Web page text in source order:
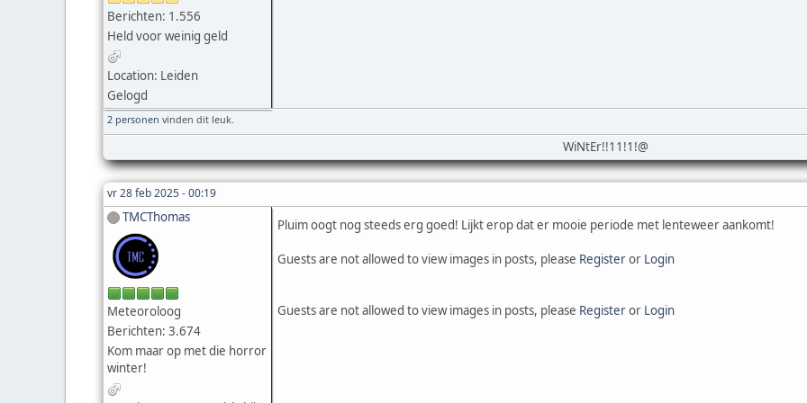
Berichten: 1.556
Held voor weinig geld
Location: Leiden
Gelogd
2 personen vinden dit leuk.
WiNtEr!!11!1!@
vr 28 feb 2025 - 00:19
TMCThomas
Meteoroloog
Berichten: 3.674
Kom maar op met die horror
winter!
Pluim oogt nog steeds erg goed! Lijkt erop dat er mooie periode met lenteweer aankomt!
Guests are not allowed to view images in posts, please Registeror Login
Guests are not allowed to view images in posts, please Registeror Login